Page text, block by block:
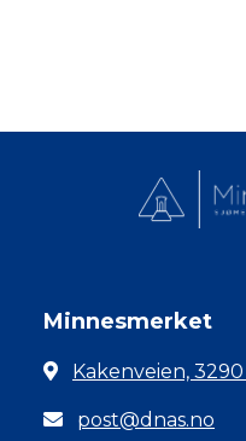
Minnesmerket
Kakenveien,
post@dnas.no